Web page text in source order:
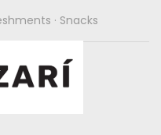
· Snacks